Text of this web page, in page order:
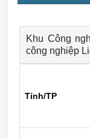
Khu Công
công nghiệp
Tỉnh/TP